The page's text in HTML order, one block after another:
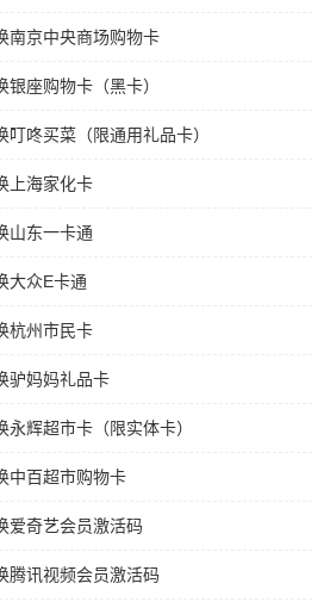
南京中央商场购物卡
座购物卡（黑卡）
咚买菜（限通用礼品卡）
上海家化卡
山东一卡通
大众E卡通
杭州市民卡
驴妈妈礼品卡
辉超市卡（限实体卡）
中百超市购物卡
爱奇艺会员激活码
腾讯视频会员激活码